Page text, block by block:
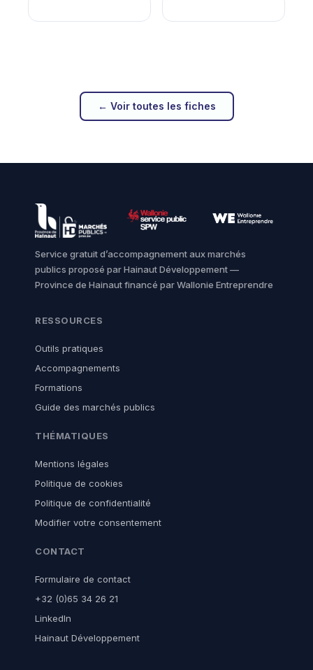
← Voir toutes les fiches
Service gratuit d’accompagnement aux marchés
publics proposé par Hainaut Développement —
Province de Hainaut financé par Wallonie Entreprendre
RESSOURCES
Outils pratiques
Accompagnements
Formations
Guide des marchés publics
THÉMATIQUES
Mentions légales
Politique de cookies
Politique de confidentialité
Modifier votre consentement
CONTACT
Formulaire de contact
+32 (0)65 34 26 21
LinkedIn
Hainaut Développement